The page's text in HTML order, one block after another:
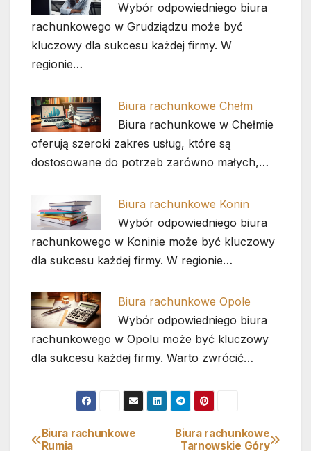
Wybór odpowiedniego biura
rachunkowego w Grudziądzu może być
kluczowy dla sukcesu każdej firmy. W
regionie…
Biura rachunkowe Chełm
Biura rachunkowe w Chełmie
oferują szeroki zakres usług, które są
dostosowane do potrzeb zarówno małych,…
Biura rachunkowe Konin
Wybór odpowiedniego biura
rachunkowego w Koninie może być kluczowy
dla sukcesu każdej firmy. W regionie…
Biura rachunkowe Opole
Wybór odpowiedniego biura
rachunkowego w Opolu może być kluczowy
dla sukcesu każdej firmy. Warto zwrócić…
Nawigacja
Biura rachunkowe
Tarnowskie Góry
Biura rachunkowe
Rumia